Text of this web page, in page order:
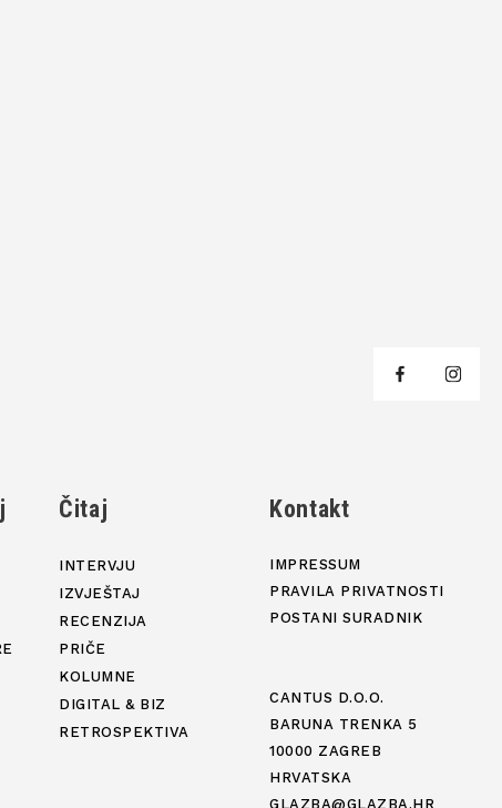
Čitaj
INTERVJU
IZVJEŠTAJ
RECENZIJA
PRIČE
KOLUMNE
DIGITAL & BIZ
RETROSPEKTIVA
Kontakt
IMPRESSUM
PRAVILA PRIVATNOSTI
POSTANI SURADNIK
CANTUS D.O.O.
BARUNA TRENKA 5
10000 ZAGREB
HRVATSKA
GLAZBA@GLAZBA.HR